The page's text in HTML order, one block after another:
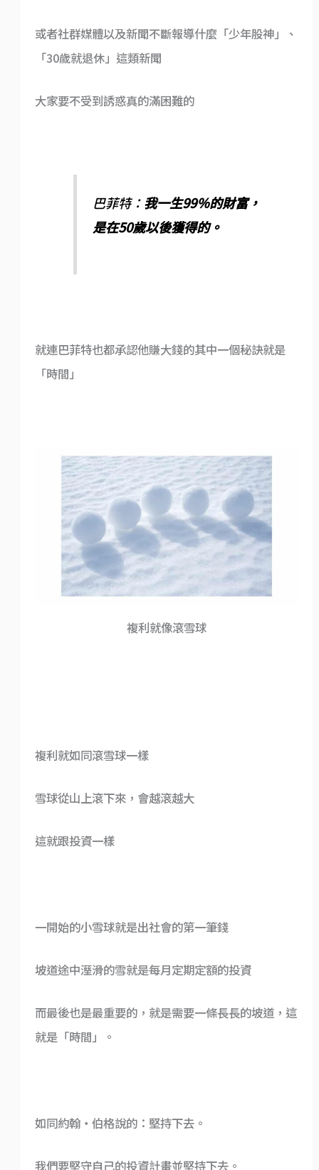
或者社群媒體以及新聞不斷報導什麼「少年股神」、
「30歲就退休」這類新聞
大家要不受到誘惑真的滿困難的
巴菲特：我一生99％的財富，
是在50歲以後獲得的。
就連巴菲特也都承認他賺大錢的其中一個秘訣就是
「時間」
複利就像滾雪球
複利就如同滾雪球一樣
雪球從山上滾下來，會越滾越大
這就跟投資一樣
一開始的小雪球就是出社會的第一筆錢
坡道途中溼滑的雪就是每月定期定額的投資
而最後也是最重要的，就是需要一條長長的坡道，這
就是「時間」。
如同約翰・伯格說的：堅持下去。
我們要堅守自己的投資計畫並堅持下去。